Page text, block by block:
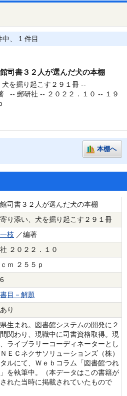
中、 1 件目
司書３２人が選んだ犬の本棚
を掘り起こす２９１冊 --
-- 郵研社 -- ２０２２．１０ -- １９
本棚へ
司書３２人が選んだ犬の本棚
り添い、犬を掘り起こす２９１冊
枝 ／編著
２０２２．１０
ｍ ２５５ｐ
目－解題
り
生まれ。図書館システムの開発に２
関わり、現職中に司書資格取得。現
ライブラリーコーディネーターとし
ＥＣネクサソリューションズ（株）
ルにて、Ｗｅｂコラム「図書館つれ
を執筆中。（本データはこの書籍が
れた当時に掲載されていたもので